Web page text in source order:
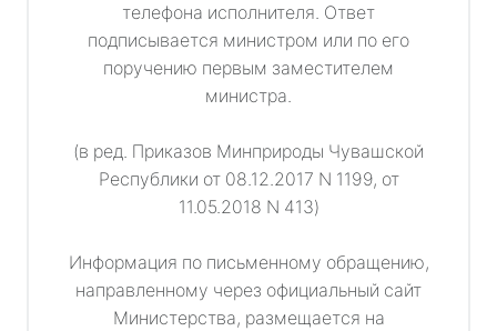
телефона исполнителя. Ответ
подписывается министром или по его
поручению первым заместителем
министра.
(в ред. Приказов Минприроды Чувашской
Республики от 08.12.2017 N 1199, от
11.05.2018 N 413)
Информация по письменному обращению,
направленному через официальный сайт
Министерства, размещается на